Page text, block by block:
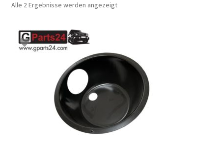
Alle 2 Ergebnisse werden angezeigt